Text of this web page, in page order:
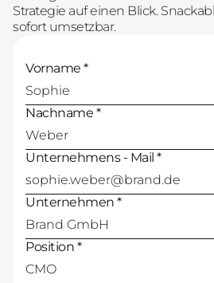
Strategie auf einen Blick.
sofort umsetzbar.
Vorname *
Nachname *
Unternehmens - Mail *
Unternehmen *
Position *